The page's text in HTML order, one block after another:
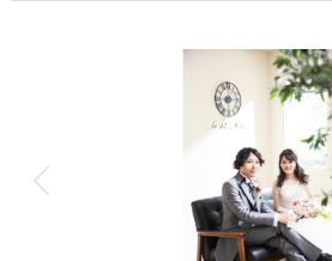
新婦衣装1着
ヘアメイク
データ 150 カット
会食
家族用衣装レンタル
月5組限定でドレスの全カットをお得に撮影で